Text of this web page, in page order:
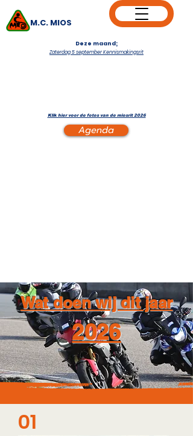
Deze maand;
M.C. MIOS
Zaterdag 5 september Kennismakingsrit
Agenda
Klik hier voor de fotos van de miosrit 2026
Wat doen wij dit jaar
2026
01